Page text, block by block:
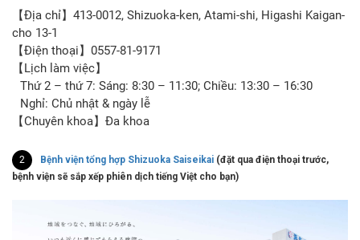
【Địa chỉ】413-0012, Shizuoka-ken, Atami-shi, Higashi Kaigan-
cho 13-1
【Điện thoại】0557-81-9171
【Lịch làm việc】
Thứ 2 – thứ 7: Sáng: 8:30 – 11:30; Chiều: 13:30 – 16:30
Nghỉ: Chủ nhật & ngày lễ
【Chuyên khoa】Đa khoa
2 Bệnh viện tổng hợp Shizuoka Saiseikai (đặt qua điện thoại trước,
bệnh viện sẽ sắp xếp phiên dịch tiếng Việt cho bạn)